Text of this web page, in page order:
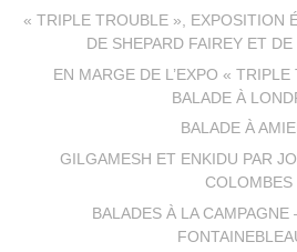
« TRIPLE TROUBLE », EXPOSITION
DE SHEPARD FAIREY ET DE
EN MARGE DE L’EXPO «
BALADE À
BALADE À
GILGAMESH ET ENKIDU PAR
COLOMBES
BALADES À LA CAMPAGNE